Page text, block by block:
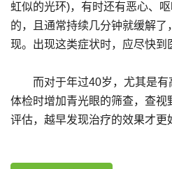
虹似的光环)，有时还有恶心、
的，且通常持续几分钟就缓解了
现。出现这类症状时，应尽快到
而对于年过40岁，尤其是有
体检时增加青光眼的筛查，查视
评估，越早发现治疗的效果才更